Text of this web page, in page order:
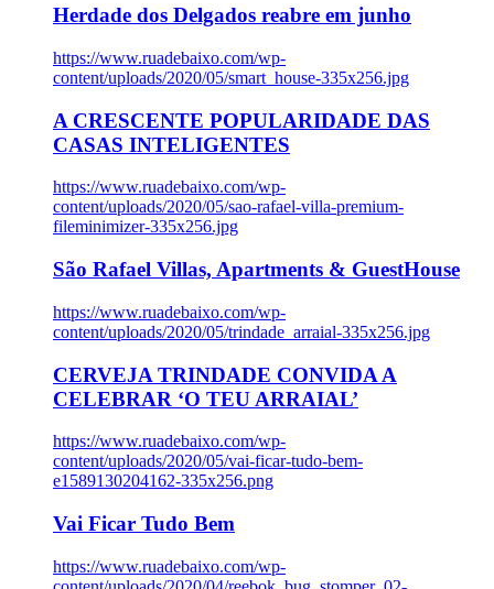
Herdade dos Delgados reabre em junho
https://www.ruadebaixo.com/wp-
content/uploads/2020/05/smart_house-335x256.jpg
A CRESCENTE POPULARIDADE DAS
CASAS INTELIGENTES
https://www.ruadebaixo.com/wp-
content/uploads/2020/05/sao-rafael-villa-premium-
fileminimizer-335x256.jpg
São Rafael Villas, Apartments & GuestHouse
https://www.ruadebaixo.com/wp-
content/uploads/2020/05/trindade_arraial-335x256.jpg
CERVEJA TRINDADE CONVIDA A
CELEBRAR ‘O TEU ARRAIAL’
https://www.ruadebaixo.com/wp-
content/uploads/2020/05/vai-ficar-tudo-bem-
e1589130204162-335x256.png
Vai Ficar Tudo Bem
https://www.ruadebaixo.com/wp-